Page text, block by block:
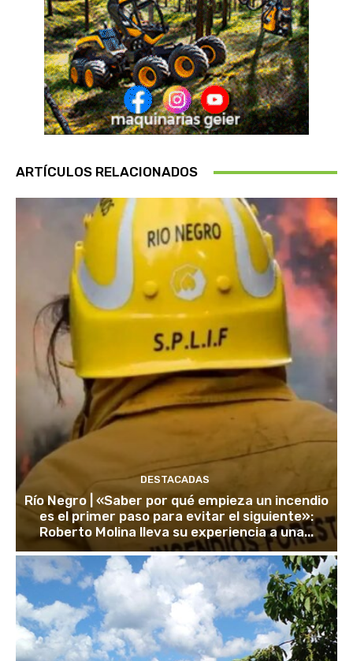
ARTÍCULOS RELACIONADOS
DESTACADAS
Río Negro | «Saber por qué empieza un incendio
es el primer paso para evitar el siguiente»:
Roberto Molina lleva su experiencia a una...